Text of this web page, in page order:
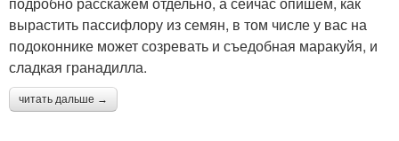
вырастить пассифлору из семян, в том числе у вас на
подоконнике может созревать и съедобная маракуйя, и
сладкая гранадилла.
читать дальше →